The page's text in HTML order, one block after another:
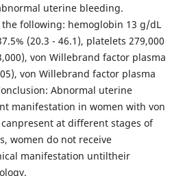
uterine bleeding.
following: hemoglobin 13 g/dL
(20.3 - 46.1), platelets 279,000
von Willebrand factor plasma
von Willebrand factor plasma
Abnormal uterine
manifestation in women with von
at different stages of
women do not receive
manifestation untiltheir